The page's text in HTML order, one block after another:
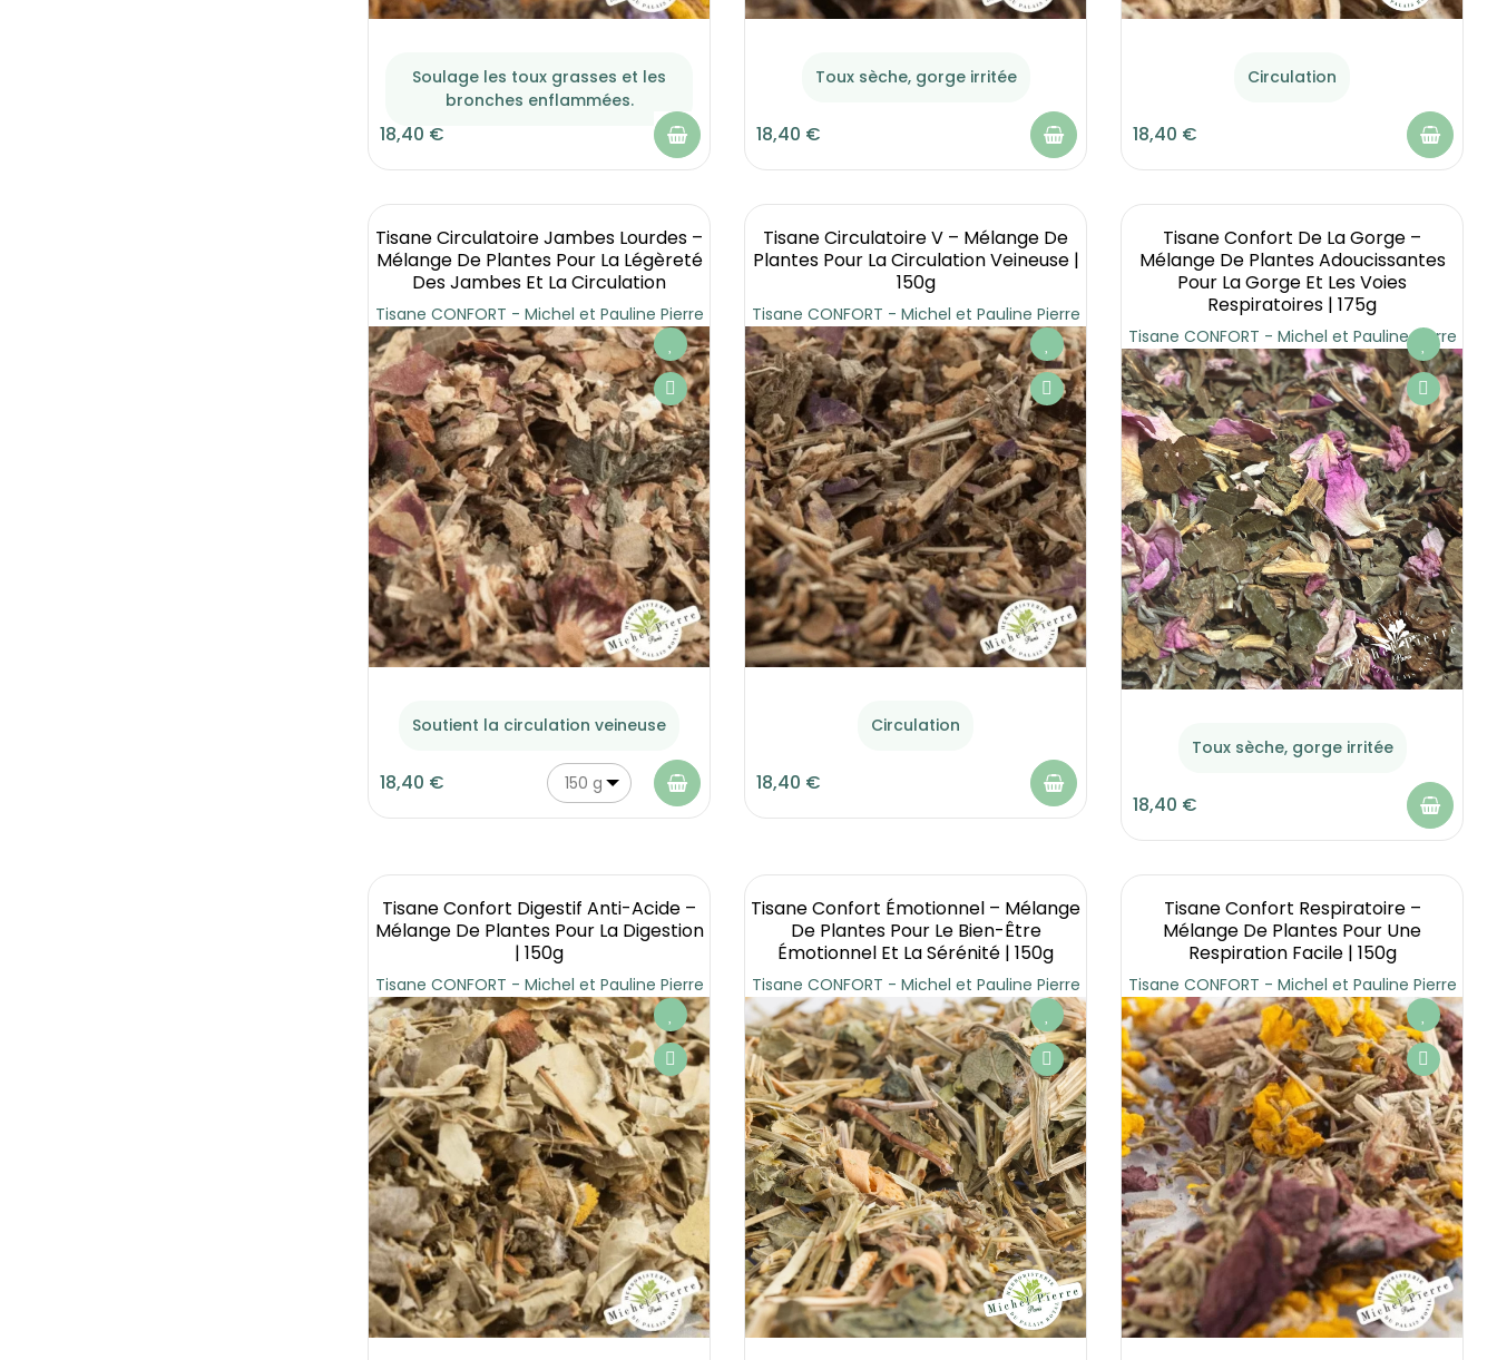
Soulage les toux grasses et les
bronches enflammées.
18,40 €
Toux sèche, gorge irritée
18,40 €
Circulation
18,40 €
Tisane Circulatoire Jambes Lourdes –
Mélange De Plantes Pour La Légèreté
Des Jambes Et La Circulation
Tisane CONFORT - Michel et Pauline Pierre
Soutient la circulation veineuse
18,40 € 150 g
Tisane Circulatoire V – Mélange De
Plantes Pour La Circulation Veineuse |
150g
Tisane CONFORT - Michel et Pauline Pierre
Circulation
18,40 €
Tisane Confort De La Gorge –
Mélange De Plantes Adoucissantes
Pour La Gorge Et Les Voies
Respiratoires | 175g
Tisane CONFORT - Michel et Pauline Pierre
Toux sèche, gorge irritée
18,40 €
Tisane Confort Digestif Anti-Acide –
Mélange De Plantes Pour La Digestion
| 150g
Tisane CONFORT - Michel et Pauline Pierre
Tisane Confort Émotionnel – Mélange
De Plantes Pour Le Bien-Être
Émotionnel Et La Sérénité | 150g
Tisane CONFORT - Michel et Pauline Pierre
Tisane Confort Respiratoire –
Mélange De Plantes Pour Une
Respiration Facile | 150g
Tisane CONFORT - Michel et Pauline Pierre